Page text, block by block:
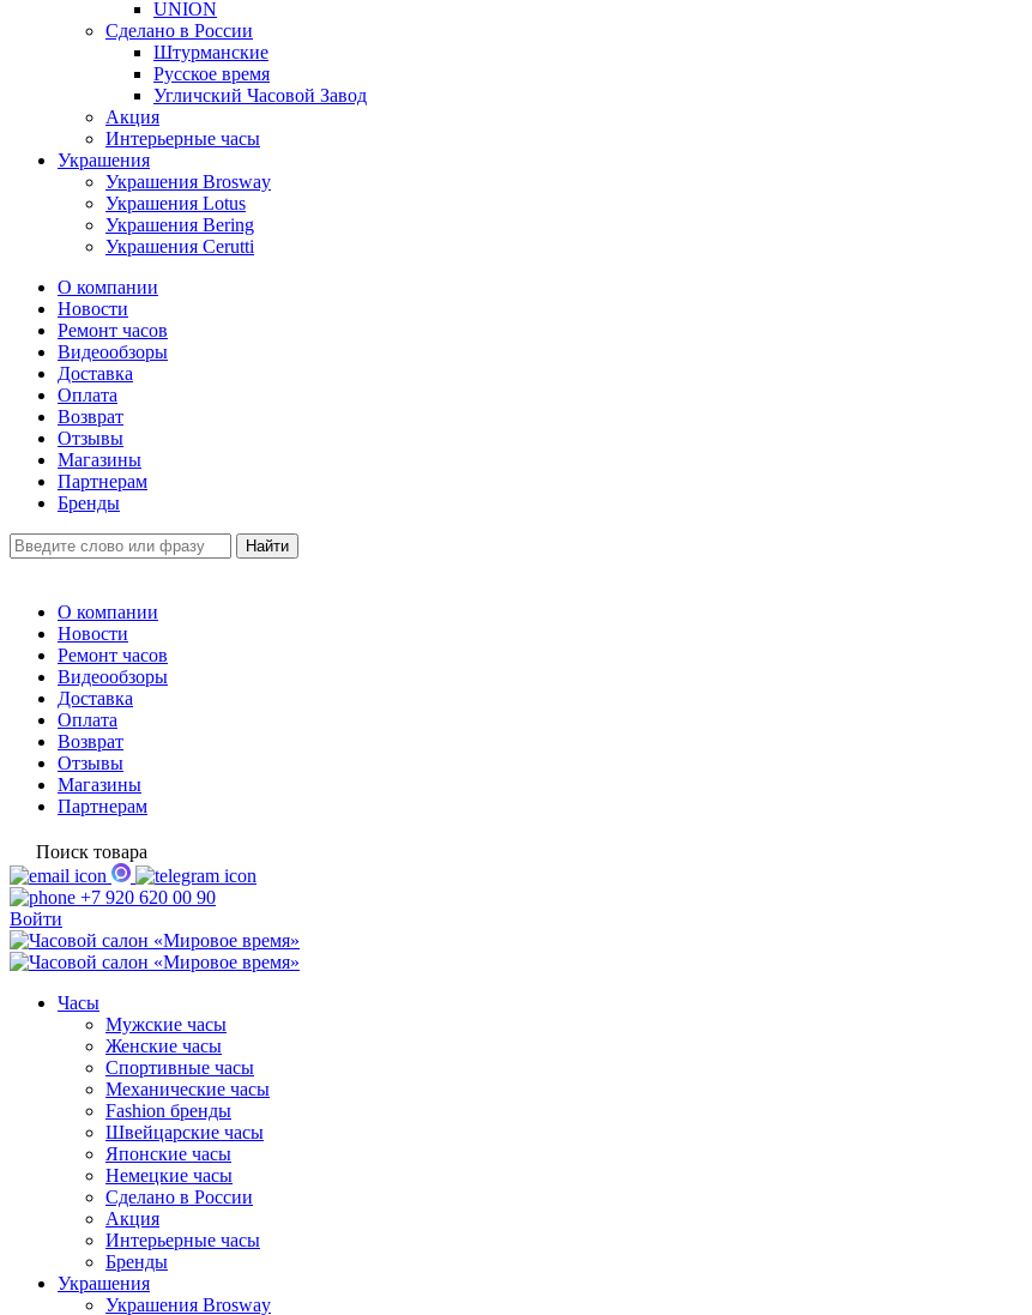
UNION
Сделано в России
Штурманские
Русское время
Угличский Часовой Завод
Акция
Интерьерные часы
Украшения
Украшения Brosway
Украшения Lotus
Украшения Bering
Украшения Cerutti
О компании
Новости
Ремонт часов
Видеообзоры
Доставка
Оплата
Возврат
Отзывы
Магазины
Партнерам
Бренды
О компании
Новости
Ремонт часов
Видеообзоры
Доставка
Оплата
Возврат
Отзывы
Магазины
Партнерам
Поиск товара
+7 920 620 00 90
Войти
Часы
Мужские часы
Женские часы
Спортивные часы
Механические часы
Fashion бренды
Швейцарские часы
Японские часы
Немецкие часы
Сделано в России
Акция
Интерьерные часы
Бренды
Украшения
Украшения Brosway